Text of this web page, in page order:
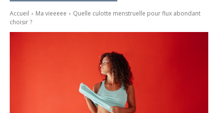
Accueil Ma vieeeee
Quelle culotte menstruelle pour flux abondant
choisir ?